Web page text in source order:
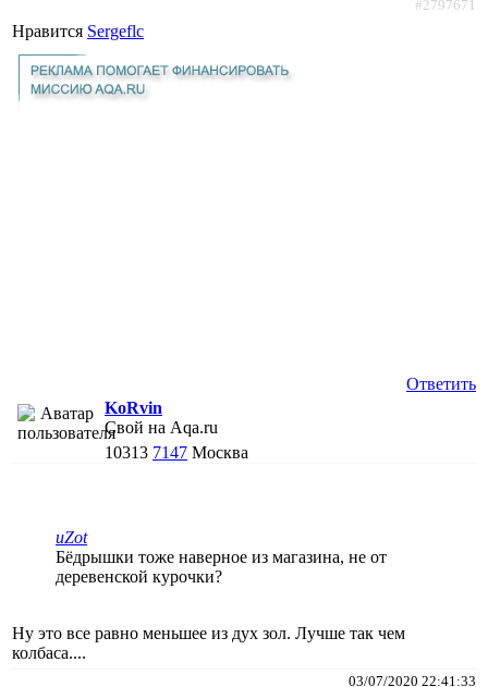
#2797671
Нравится Sergeflc
Ответить
KoRvin
Свой на Aqa.ru
10313 7147 Москва
uZot
Бёдрышки тоже наверное из магазина, не от
деревенской курочки?
Ну это все равно меньшее из дух зол. Лучше так чем
колбаса....
03/07/2020 22:41:33